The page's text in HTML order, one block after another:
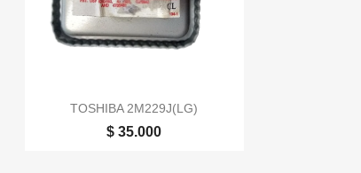
Vista rápida
TOSHIBA 2M229J(LG)
$ 35.000